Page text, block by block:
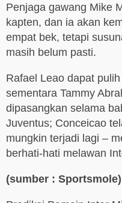
Penjaga gawang Mike
kapten, dan ia akan
empat bek, tetapi
masih belum pasti.
Rafael Leao dapat
sementara Tammy
dipasangkan selama
Juventus; Conceicao
mungkin terjadi lagi –
berhati-hati melawan
(sumber : Sportsmole)